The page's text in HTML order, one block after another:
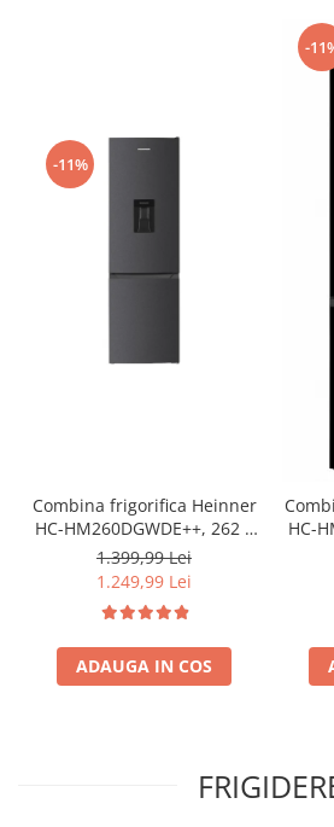
-11%
Combina frigorifica Heinner
HC-HM260DGWDE++, 262 l,
Clasa E, Dozator de apa,
Control electronic cu
termostat ajustabil, Lumina
LED, 3 rafturi din sticla
frigider, 3 sertare
congelator, Usa reversibila
1.399,99 Lei
1.249,99 Lei
ADAUGA IN COS
-
HC-